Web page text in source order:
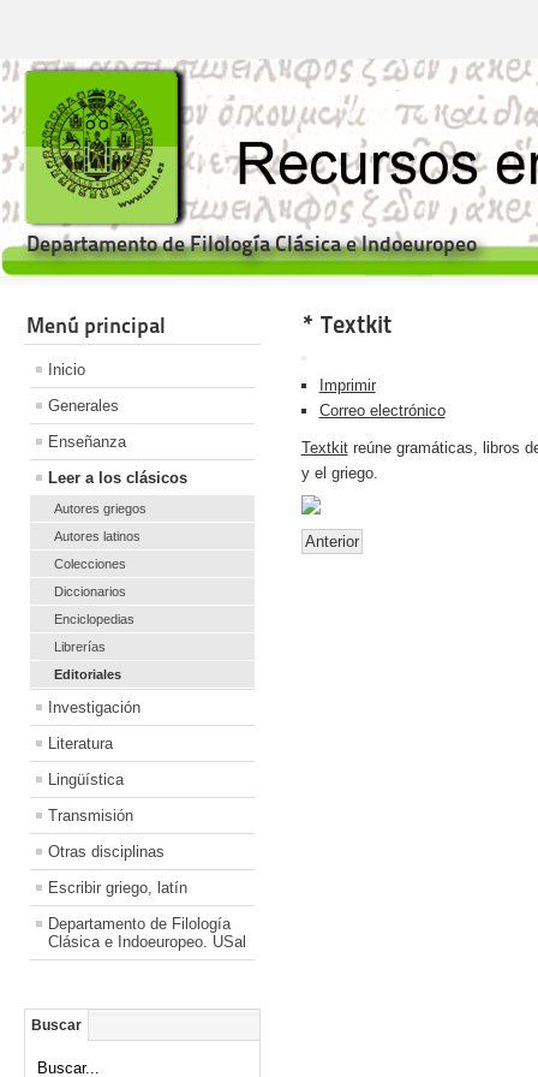
Departamento de Filología Clásica e Indoeuropeo
Menú principal
Inicio
Generales
Enseñanza
Leer a los clásicos
Autores griegos
Autores latinos
Colecciones
Diccionarios
Enciclopedias
Librerías
Editoriales
Investigación
Literatura
Lingüística
Transmisión
Otras disciplinas
Escribir griego, latín
Departamento de Filología
Clásica e Indoeuropeo. USal
Buscar
Buscar...
* Textkit
Imprimir
Correo electrónico
Textkitreúne gramáticas, libros
y el griego.
Anterior